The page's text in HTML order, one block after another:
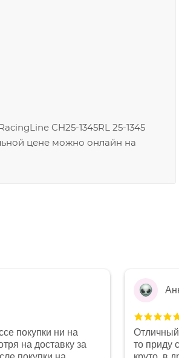
CH25-1345RL 25-1345
цене можно онлайн на
покупки ни на
на доставку за
то приду